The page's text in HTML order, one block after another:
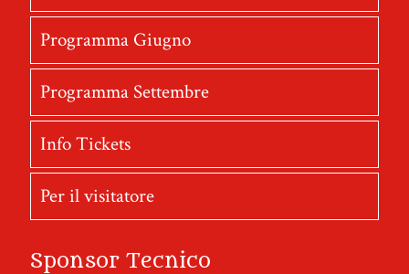
Programma Giugno
Programma Settembre
Info Tickets
Per il visitatore
Sponsor Tecnico